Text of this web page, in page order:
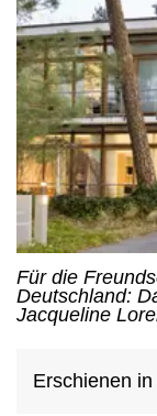
Für die
Deutschland:
Jacqueline
Erschienen in